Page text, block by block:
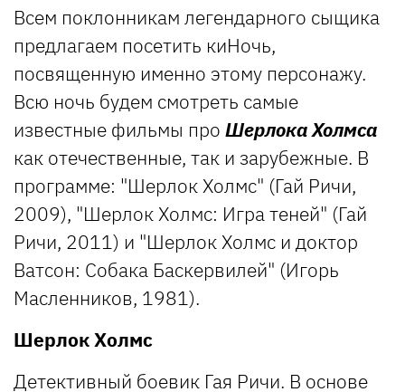
Всем поклонникам легендарного сыщика
предлагаем посетить киНочь,
посвященную именно этому персонажу.
Всю ночь будем смотреть самые
известные фильмы про Шерлока Холмса
как отечественные, так и зарубежные. В
программе: "Шерлок Холмс" (Гай Ричи,
2009), "Шерлок Холмс: Игра теней" (Гай
Ричи, 2011) и "Шерлок Холмс и доктор
Ватсон: Собака Баскервилей" (Игорь
Масленников, 1981).
Шерлок Холмс
Детективный боевик Гая Ричи. В основе